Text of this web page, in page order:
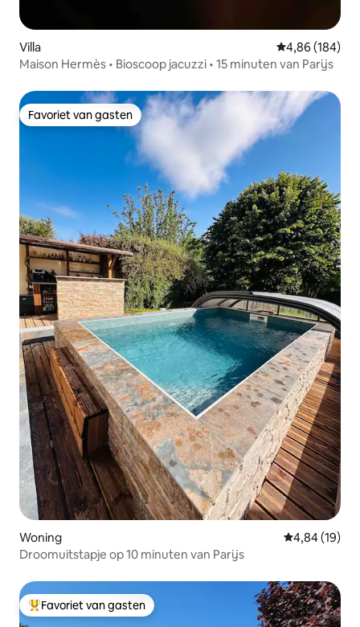
Villa Gemiddelde
4,86 (184)
Maison Hermès • Bioscoop jacuzzi • 15 minuten van Parijs
Favoriet van gasten
Favoriet van gasten
Woning Gemiddelde
4,84 (19)
Droomuitstapje op 10 minuten van Parijs
Topfavoriet van gasten
Favoriet van gasten